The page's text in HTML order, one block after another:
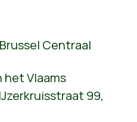
Centraal
Vlaams
IJzerkruisstraat 99,